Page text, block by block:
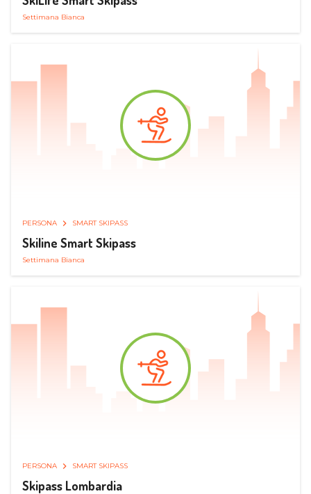
Settimana Bianca
PERSONA SMART SKIPASS
Skiline Smart Skipass
Settimana Bianca
PERSONA SMART SKIPASS
Skipass Lombardia